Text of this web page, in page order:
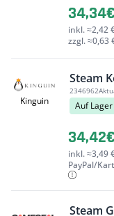
34,34€
inkl. ≈2,42
zzgl. ≈0,63
Kinguin
Steam
2346962
Auf Lager
34,42€
inkl. ≈3,49
PayPal/
Steam